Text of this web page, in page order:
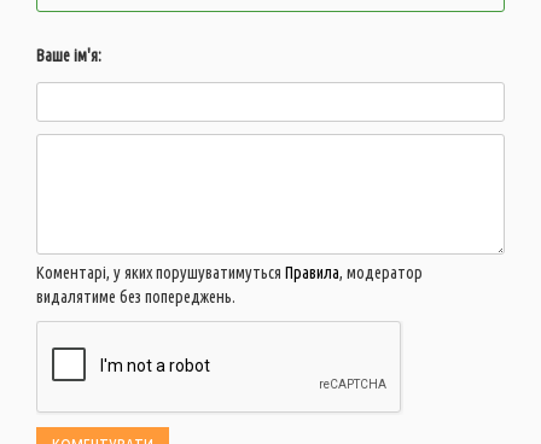
Ваше ім'я:
Коментарі, у яких порушуватимуться Правила, модератор
видалятиме без попереджень.